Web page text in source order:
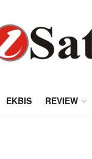
EKBIS REVIEW